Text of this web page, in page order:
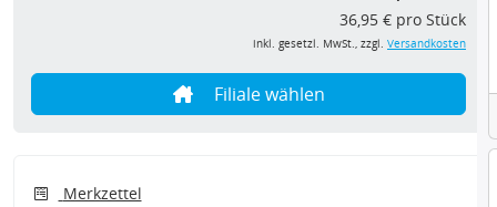
36,95 € pro Stück
inkl. gesetzl. MwSt., zzgl. Versandkosten
Filiale wählen
Merkzettel